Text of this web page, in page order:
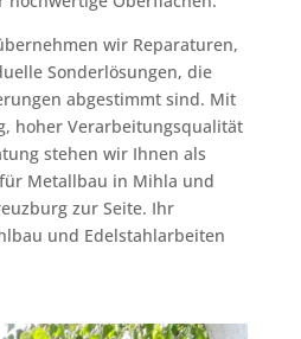
wir Reparaturen,
Sonderlösungen, die
abgestimmt sind. Mit
hoher Verarbeitungsqualität
stehen wir Ihnen als
Metallbau in Mihla und
zur Seite. Ihr
und Edelstahlarbeiten